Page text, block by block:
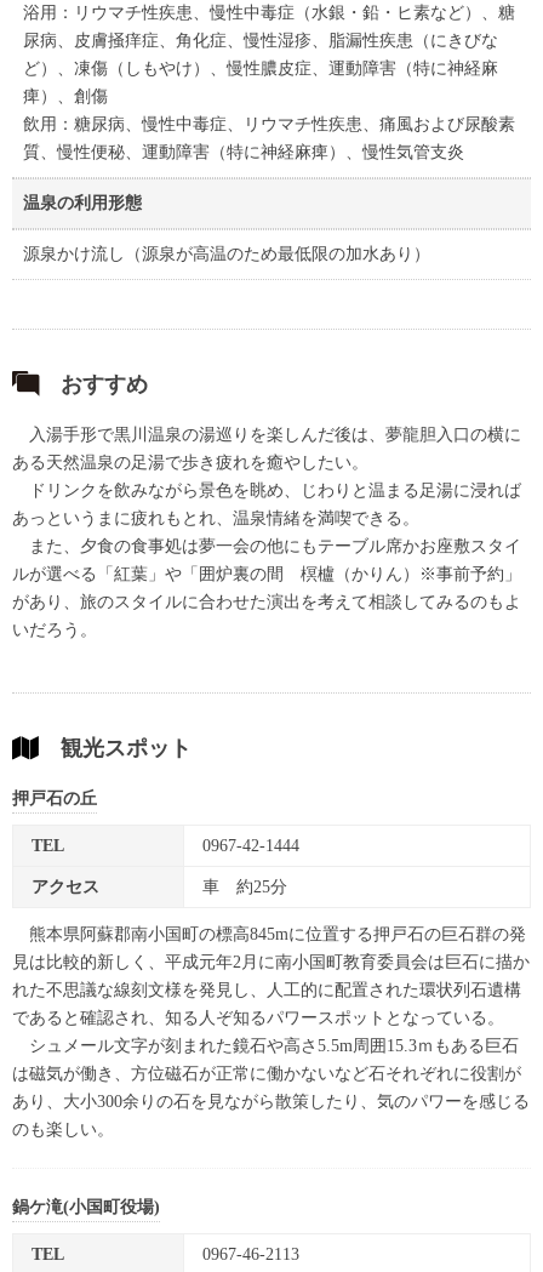
浴用：リウマチ性疾患、慢性中毒症（水銀・鉛・ヒ素など）、糖
尿病、皮膚掻痒症、角化症、慢性湿疹、脂漏性疾患（にきびな
ど）、凍傷（しもやけ）、慢性膿皮症、運動障害（特に神経麻
痺）、創傷
飲用：糖尿病、慢性中毒症、リウマチ性疾患、痛風および尿酸素
質、慢性便秘、運動障害（特に神経麻痺）、慢性気管支炎
温泉の利用形態
源泉かけ流し（源泉が高温のため最低限の加水あり）
おすすめ
入湯手形で黒川温泉の湯巡りを楽しんだ後は、夢龍胆入口の横に
ある天然温泉の足湯で歩き疲れを癒やしたい。
ドリンクを飲みながら景色を眺め、じわりと温まる足湯に浸れば
あっというまに疲れもとれ、温泉情緒を満喫できる。
また、夕食の食事処は夢一会の他にもテーブル席かお座敷スタイ
ルが選べる「紅葉」や「囲炉裏の間 榠櫨（かりん）※事前予約」
があり、旅のスタイルに合わせた演出を考えて相談してみるのもよ
いだろう。
観光スポット
押戸石の丘
TEL 0967-42-1444
アクセス 車 約25分
熊本県阿蘇郡南小国町の標高845mに位置する押戸石の巨石群の発
見は比較的新しく、平成元年2月に南小国町教育委員会は巨石に描か
れた不思議な線刻文様を発見し、人工的に配置された環状列石遺構
であると確認され、知る人ぞ知るパワースポットとなっている。
シュメール文字が刻まれた鏡石や高さ5.5m周囲15.3ｍもある巨石
は磁気が働き、方位磁石が正常に働かないなど石それぞれに役割が
あり、大小300余りの石を見ながら散策したり、気のパワーを感じる
のも楽しい。
鍋ケ滝(小国町役場)
TEL 0967-46-2113